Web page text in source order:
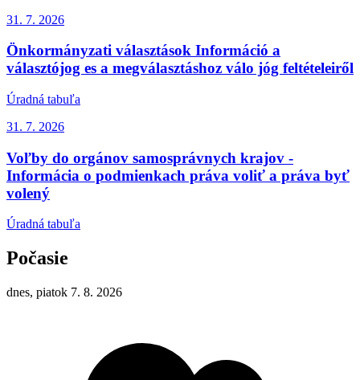
31. 7. 2026
Önkormányzati választások Információ a
választójog es a megválasztáshoz válo jóg feltételeiről
Úradná tabuľa
31. 7. 2026
Voľby do orgánov samosprávnych krajov -
Informácia o podmienkach práva voliť a práva byť
volený
Úradná tabuľa
Počasie
dnes, piatok 7. 8. 2026